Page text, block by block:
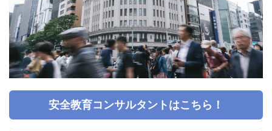
安全教育コンサルタントはこちら！